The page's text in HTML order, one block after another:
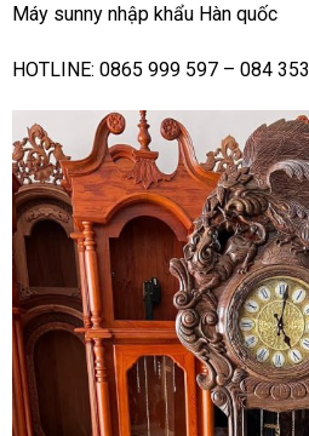
Máy sunny nhập khẩu Hàn quốc
HOTLINE: 0865 999 597 – 084